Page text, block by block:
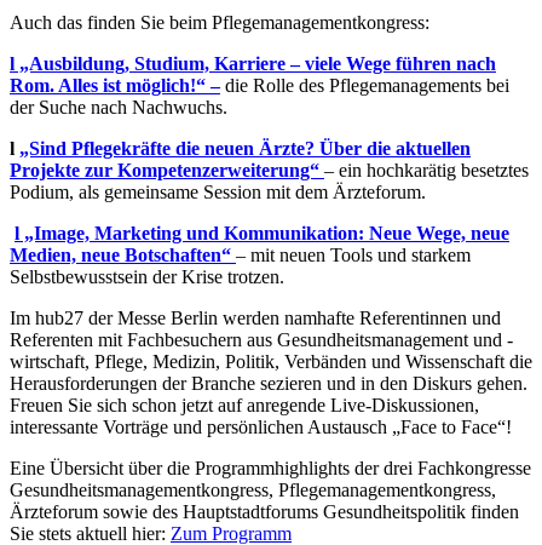
Auch das finden Sie beim Pflegemanagementkongress:
l „Ausbildung, Studium, Karriere – viele Wege führen nach
Rom. Alles ist möglich!“ –die Rolle des Pflegemanagements bei
der Suche nach Nachwuchs.
l „Sind Pflegekräfte die neuen Ärzte? Über die aktuellen
Projekte zur Kompetenzerweiterung“ – ein hochkarätig besetztes
Podium, als gemeinsame Session mit dem Ärzteforum.
l „Image, Marketing und Kommunikation: Neue Wege, neue
Medien, neue Botschaften“ – mit neuen Tools und starkem
Selbstbewusstsein der Krise trotzen.
Im hub27 der Messe Berlin werden namhafte Referentinnen und
Referenten mit Fachbesuchern aus Gesundheitsmanagement und -
wirtschaft, Pflege, Medizin, Politik, Verbänden und Wissenschaft die
Herausforderungen der Branche sezieren und in den Diskurs gehen.
Freuen Sie sich schon jetzt auf anregende Live-Diskussionen,
interessante Vorträge und persönlichen Austausch „Face to Face“!
Eine Übersicht über die Programmhighlights der drei Fachkongresse
Gesundheitsmanagementkongress, Pflegemanagementkongress,
Ärzteforum sowie des Hauptstadtforums Gesundheitspolitik finden
Sie stets aktuell hier: Zum Programm